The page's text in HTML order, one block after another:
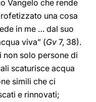
Vangelo che rende
una cosa
in me … dal suo
viva” (Gv 7, 38).
non solo persone di
scaturisce acqua
simili che ci
e rinnovati;